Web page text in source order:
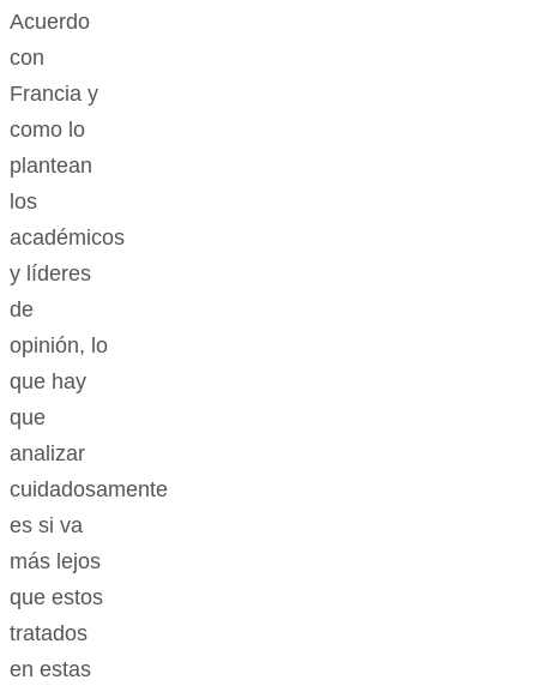
Acuerdo
con
Francia y
como lo
plantean
los
académicos
y líderes
de
opinión, lo
que hay
que
analizar
cuidadosamente
es si va
más lejos
que estos
tratados
en estas